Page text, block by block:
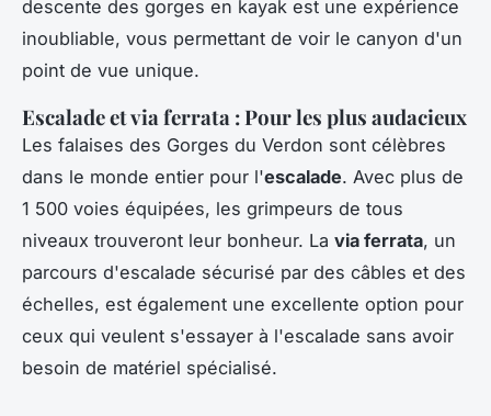
descente des gorges en kayak est une expérience
inoubliable, vous permettant de voir le canyon d'un
point de vue unique.
Escalade et via ferrata : Pour les plus audacieux
Les falaises des Gorges du Verdon sont célèbres
dans le monde entier pour l'escalade. Avec plus de
1 500 voies équipées, les grimpeurs de tous
niveaux trouveront leur bonheur. La via ferrata, un
parcours d'escalade sécurisé par des câbles et des
échelles, est également une excellente option pour
ceux qui veulent s'essayer à l'escalade sans avoir
besoin de matériel spécialisé.